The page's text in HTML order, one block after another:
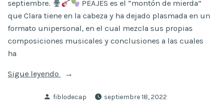
septiembre.
PEAJES es el “montón de mierda”
que Clara tiene en la cabeza y ha dejado plasmada en un
formato unipersonal, en el cual mezcla sus propias
composiciones musicales y conclusiones a las cuales
ha
Sigue leyendo
«PEAJES
Clara
Publicado
fiblodecap septiembre 18, 2022